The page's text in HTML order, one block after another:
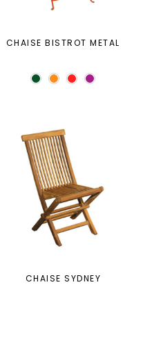
CHAISE BISTROT METAL
CHAISE SYDNEY